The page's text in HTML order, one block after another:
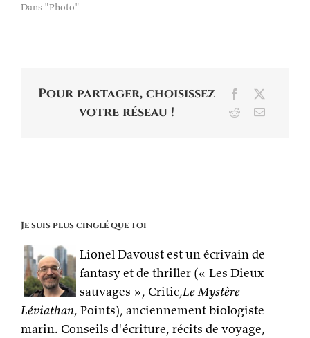
Dans "Photo"
Pour partager, choisissez
votre réseau !
Facebook
RedditEmail
Je suis plus cinglé que toi
Lionel Davoust est un écrivain de
fantasy et de thriller (« Les Dieux
sauvages », Critic,Le Mystère
Léviathan, Points), anciennement biologiste
marin. Conseils d'écriture, récits de voyage,